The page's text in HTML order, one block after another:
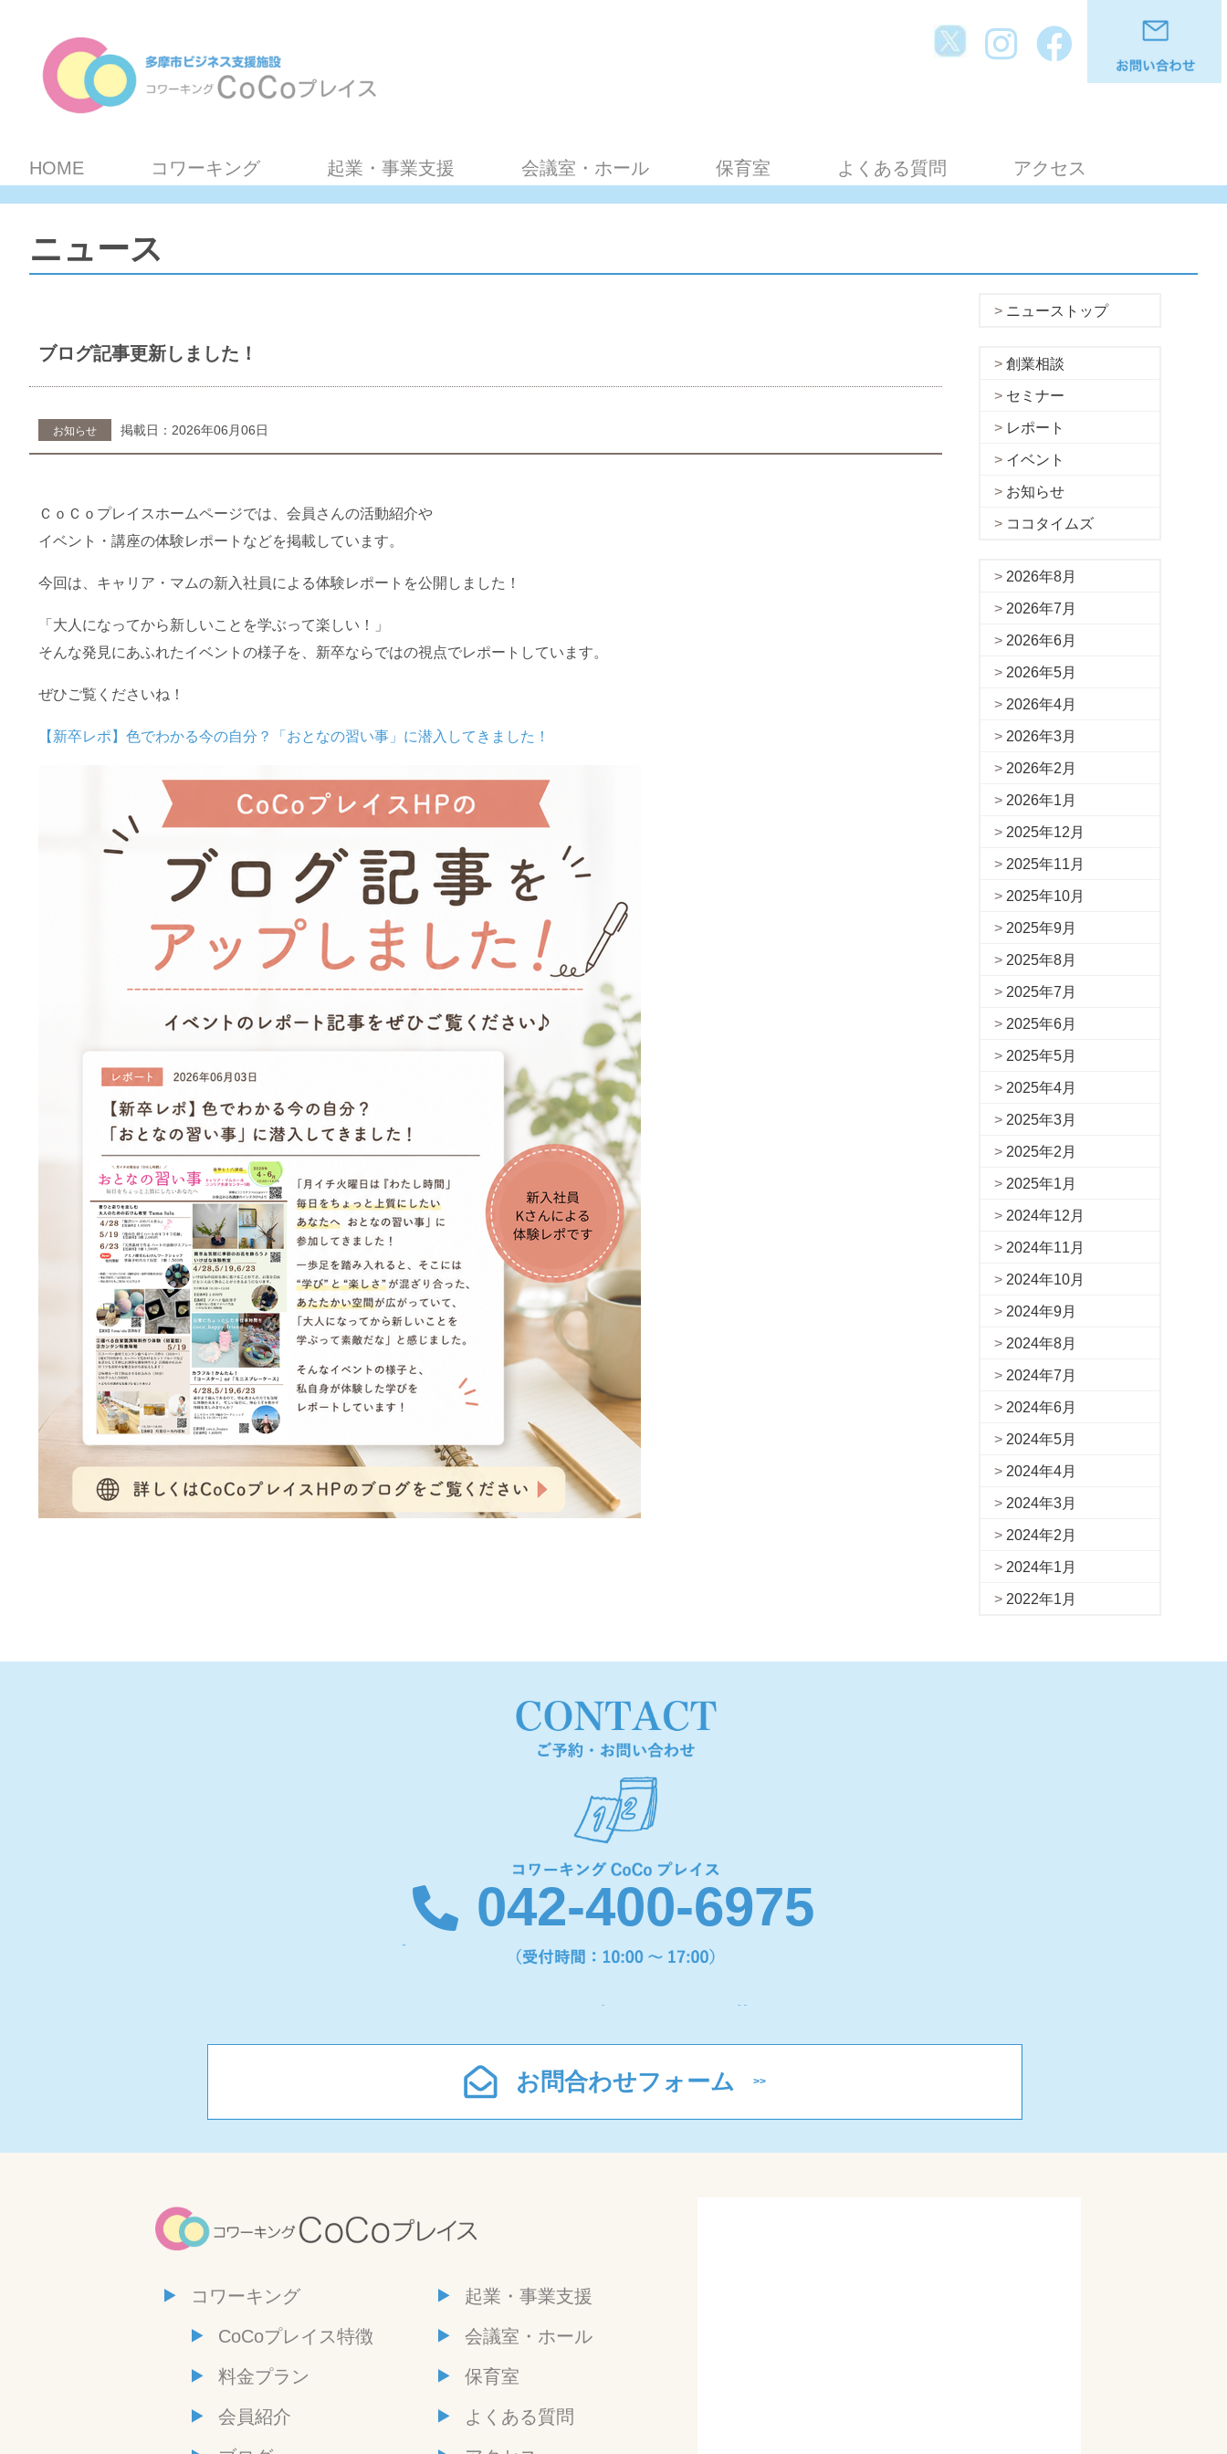
HOME コワーキング 起業・事業支援 会議室・ホール 保育室 よくある質問 アクセス
ニュース
ブログ記事更新しました！
お知らせ 掲載日：2026年06月06日
ＣｏＣｏプレイスホームページでは、会員さんの活動紹介や
イベント・講座の体験レポートなどを掲載しています。
今回は、キャリア・マムの新入社員による体験レポートを公開しました！
「大人になってから新しいことを学ぶって楽しい！」
そんな発見にあふれたイベントの様子を、新卒ならではの視点でレポートしています。
ぜひご覧くださいね！
【新卒レポ】色でわかる今の自分？「おとなの習い事」に潜入してきました！
ニューストップ
創業相談
セミナー
レポート
イベント
お知らせ
ココタイムズ
2026年8月
2026年7月
2026年6月
2026年5月
2026年4月
2026年3月
2026年2月
2026年1月
2025年12月
2025年11月
2025年10月
2025年9月
2025年8月
2025年7月
2025年6月
2025年5月
2025年4月
2025年3月
2025年2月
2025年1月
2024年12月
2024年11月
2024年10月
2024年9月
2024年8月
2024年7月
2024年6月
2024年5月
2024年4月
2024年3月
2024年2月
2024年1月
2022年1月
042-400-6975
お問合わせフォーム
コワーキング
CoCoプレイス特徴
料金プラン
会員紹介
起業・事業支援
会議室・ホール
保育室
よくある質問